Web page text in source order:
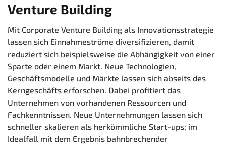
Venture Building
Mit Corporate Venture Building als Innovationsstrategie
lassen sich Einnahmeströme diversifizieren, damit
reduziert sich beispielsweise die Abhängigkeit von einer
Sparte oder einem Markt. Neue Technologien,
Geschäftsmodelle und Märkte lassen sich abseits des
Kerngeschäfts erforschen. Dabei profitiert das
Unternehmen von vorhandenen Ressourcen und
Fachkenntnissen. Neue Unternehmungen lassen sich
schneller skalieren als herkömmliche Start-ups; im
Idealfall mit dem Ergebnis bahnbrechender